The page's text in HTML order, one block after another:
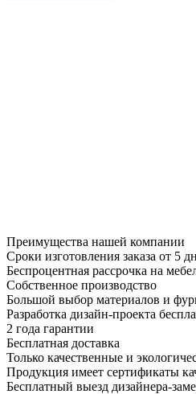
Преимущества нашей компании
Сроки изготовления заказа от 5
Беспроцентная рассрочка на
Собственное производство
Большой выбор материалов и
Разработка дизайн-проекта
2 года гарантии
Бесплатная доставка
Только качественные и
Продукция имеет сертификаты
Бесплатный выезд дизайнера-